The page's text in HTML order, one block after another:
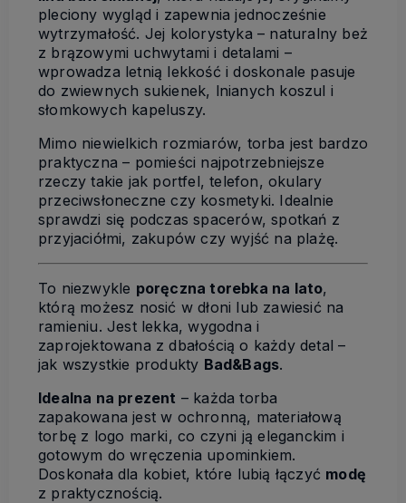
pleciony wygląd i zapewnia jednocześnie
wytrzymałość. Jej kolorystyka – naturalny beż
z brązowymi uchwytami i detalami –
wprowadza letnią lekkość i doskonale pasuje
do zwiewnych sukienek, lnianych koszul i
słomkowych kapeluszy.
Mimo niewielkich rozmiarów, torba jest bardzo
praktyczna – pomieści najpotrzebniejsze
rzeczy takie jak portfel, telefon, okulary
przeciwsłoneczne czy kosmetyki. Idealnie
sprawdzi się podczas spacerów, spotkań z
przyjaciółmi, zakupów czy wyjść na plażę.
To niezwykle poręczna torebka na lato,
którą możesz nosić w dłoni lub zawiesić na
ramieniu. Jest lekka, wygodna i
zaprojektowana z dbałością o każdy detal –
jak wszystkie produkty Bad&Bags.
Idealna na prezent – każda torba
zapakowana jest w ochronną, materiałową
torbę z logo marki, co czyni ją eleganckim i
gotowym do wręczenia upominkiem.
Doskonała dla kobiet, które lubią łączyć modę
z praktycznością.